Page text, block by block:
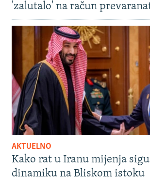
'zalutalo' na račun
AKTUELNO
Kako rat u Iranu mijenja
dinamiku na Bliskom istoku